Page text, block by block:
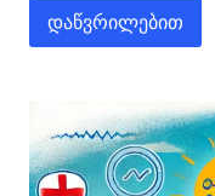
დაწვრილებით